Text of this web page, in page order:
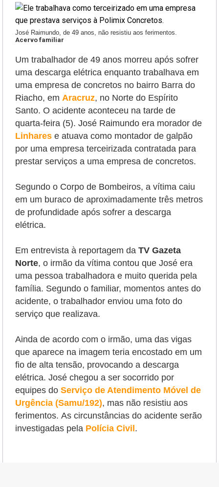
José Raimundo, de 49 anos, não resistiu aos ferimentos.
Acervo familiar
Um trabalhador de 49 anos morreu após sofrer
uma descarga elétrica enquanto trabalhava em
uma empresa de concretos no bairro Barra do
Riacho, em Aracruz, no Norte do Espírito
Santo. O acidente aconteceu na tarde de
quarta-feira (5). José Raimundo era morador de
Linhares e atuava como montador de galpão
por uma empresa terceirizada contratada para
prestar serviços a uma empresa de concretos.
Segundo o Corpo de Bombeiros, a vítima caiu
em um buraco de aproximadamente três metros
de profundidade após sofrer a descarga
elétrica.
Em entrevista à reportagem da TV Gazeta
Norte, o irmão da vítima contou que José era
uma pessoa trabalhadora e muito querida pela
família. Segundo o familiar, momentos antes do
acidente, o trabalhador enviou uma foto do
serviço que realizava.
Ainda de acordo com o irmão, uma das vigas
que aparece na imagem teria encostado em um
fio de alta tensão, provocando a descarga
elétrica. José chegou a ser socorrido por
equipes do Serviço de Atendimento Móvel de
Urgência (Samu/192), mas não resistiu aos
ferimentos. As circunstâncias do acidente serão
investigadas pela Polícia Civil .